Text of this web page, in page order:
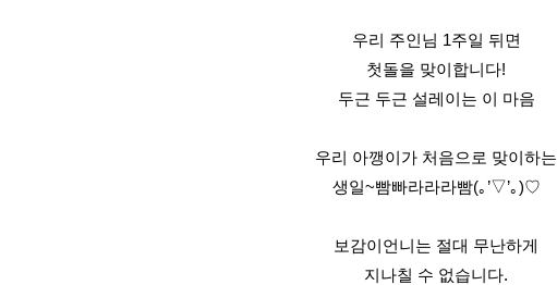
우리 주인님 1주일 뒤면
첫돌을 맞이합니다!
두근 두근 설레이는 이 마음
우리 아깽이가 처음으로 맞이하는
생일~빰빠라라라빰(｡’▽’｡)♡
보감이언니는 절대 무난하게
지나칠 수 없습니다.